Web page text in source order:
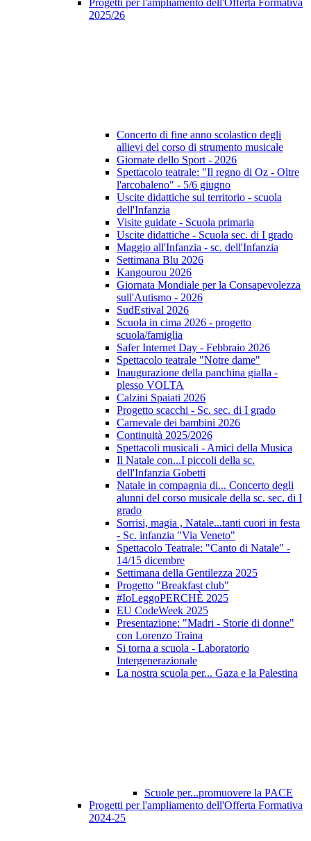
Progetti per l'ampliamento dell'Offerta Formativa
2025/26
Concerto di fine anno scolastico degli
allievi del corso di strumento musicale
Giornate dello Sport - 2026
Spettacolo teatrale: "Il regno di Oz - Oltre
l'arcobaleno" - 5/6 giugno
Uscite didattiche sul territorio - scuola
dell'Infanzia
Visite guidate - Scuola primaria
Uscite didattiche - Scuola sec. di I grado
Maggio all'Infanzia - sc. dell'Infanzia
Settimana Blu 2026
Kangourou 2026
Giornata Mondiale per la Consapevolezza
sull'Autismo - 2026
SudEstival 2026
Scuola in cima 2026 - progetto
scuola/famiglia
Safer Internet Day - Febbraio 2026
Spettacolo teatrale "Notre dame"
Inaugurazione della panchina gialla -
plesso VOLTA
Calzini Spaiati 2026
Progetto scacchi - Sc. sec. di I grado
Carnevale dei bambini 2026
Continuità 2025/2026
Spettacoli musicali - Amici della Musica
Il Natale con...I piccoli della sc.
dell'Infanzia Gobetti
Natale in compagnia di... Concerto degli
alunni del corso musicale della sc. sec. di I
grado
Sorrisi, magia , Natale...tanti cuori in festa
- Sc. infanzia "Via Veneto"
Spettacolo Teatrale: "Canto di Natale" -
14/15 dicembre
Settimana della Gentilezza 2025
Progetto "Breakfast club"
#IoLeggoPERCHÈ 2025
EU CodeWeek 2025
Presentazione: "Madri - Storie di donne"
con Lorenzo Traina
Si torna a scuola - Laboratorio
Intergenerazionale
La nostra scuola per... Gaza e la Palestina
Scuole per...promuovere la PACE
Progetti per l'ampliamento dell'Offerta Formativa
2024-25